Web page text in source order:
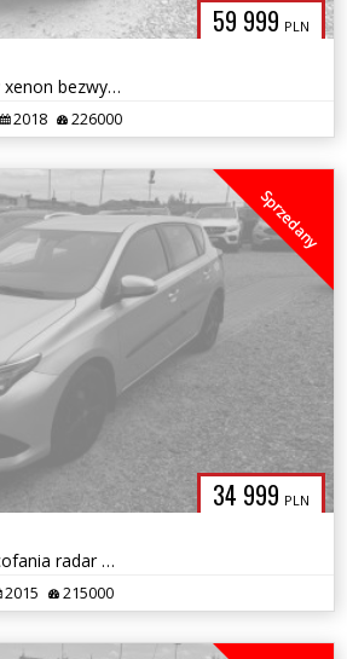
59 999 PLN
2.0d Navi kamera ledy xenon bezwypadkowy serwis zamiana 1.r.gwarancji
2018 226000
34 999 PLN
Sprzedany
1.4D4D 1 wł kamera cofania radar zderzeniowy pełen serwis aso rok gwar
2015 215000